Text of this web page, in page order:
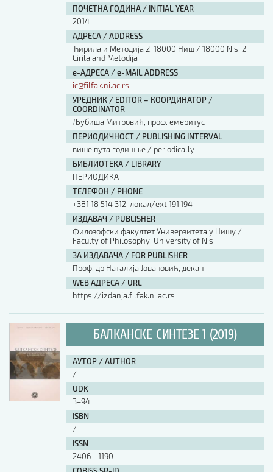
ПОЧЕТНА ГОДИНА / INITIAL YEAR
2014
АДРЕСА / ADDRESS
Ћирила и Методија 2, 18000 Ниш / 18000 Nis, 2
Cirila and Metodija
е-АДРЕСА / e-MAIL ADDRESS
ic@filfak.ni.ac.rs
УРЕДНИК / EDITOR – КООРДИНАТОР /
COORDINATOR
Љубиша Митровић, проф. емеритус
ПЕРИОДИЧНОСТ / PUBLISHING INTERVAL
више пута годишње / periodically
БИБЛИОТЕКА / LIBRARY
ПЕРИОДИКА
ТЕЛЕФОН / PHONE
+381 18 514 312, локал/ext 191,194
ИЗДАВАЧ / PUBLISHER
Филозофски факултет Универзитета у Нишу /
Faculty of Philosophy, University of Nis
ЗА ИЗДАВАЧА / FOR PUBLISHER
Проф. др Наталија Јовановић, декан
WEB АДРЕСА / URL
https://izdanja.filfak.ni.ac.rs
БАЛКАНСКЕ СИНТЕЗЕ 1 (2019)
АУТОР / AUTHOR
/
UDK
3+94
ISBN
/
ISSN
2406 - 1190